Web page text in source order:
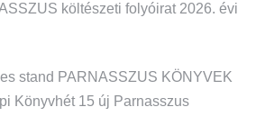
költészeti folyóirat 2026. évi
stand PARNASSZUS KÖNYVEK
Könyvhét 15 új Parnasszus